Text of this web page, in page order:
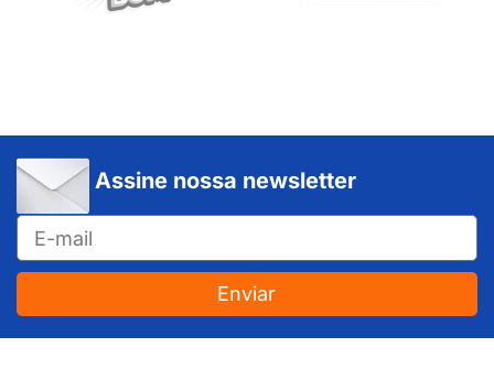
Assine nossa newsletter
Enviar